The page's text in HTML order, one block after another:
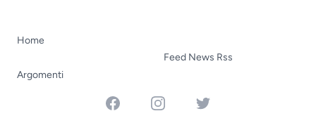
Home
Argomenti
Feed News Rss
FacebookInstagramTwitter